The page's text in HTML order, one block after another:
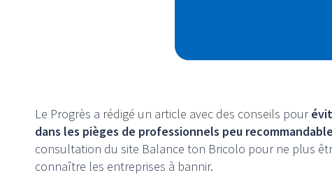
Le Progrès a rédigé un article avec des conseils pour
dans les pièges de professionnels peu
consultation du site Balance ton Bricolo pour ne plus
connaître les entreprises à bannir.